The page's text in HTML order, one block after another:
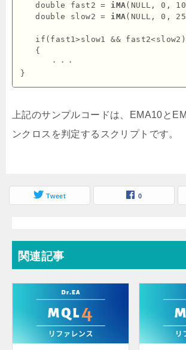
   double fast2 =
iMA(NULL, 0,
   double slow2 =
iMA(NULL, 0,
   if(fast1>slow1 && fast2<slow2)
   {
      ・・・
上記のサンプルコードは、EMA10と
ンクロスを判定するスクリプトです。
Tweet 0
関連記事